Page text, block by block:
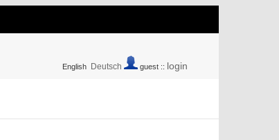
English Deutsch guest :: login